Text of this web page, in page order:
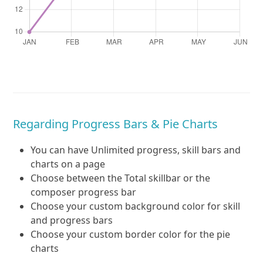
Regarding Progress Bars & Pie Charts
You can have Unlimited progress, skill bars and
charts on a page
Choose between the Total skillbar or the
composer progress bar
Choose your custom background color for skill
and progress bars
Choose your custom border color for the pie
charts